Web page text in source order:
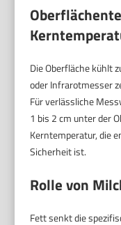
Die Oberfläche kühlt
oder Infrarotmesser
Für verlässliche
1 bis 2 cm unter der
Kerntemperatur, die
Sicherheit ist.
Rolle von
Fett senkt die